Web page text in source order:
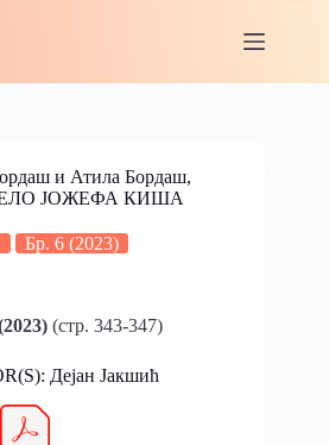
и Атила Бордаш,
ЈОЖЕФА КИША
Бр. 6 (2023)
(стр. 343-347)
Дејан Јакшић